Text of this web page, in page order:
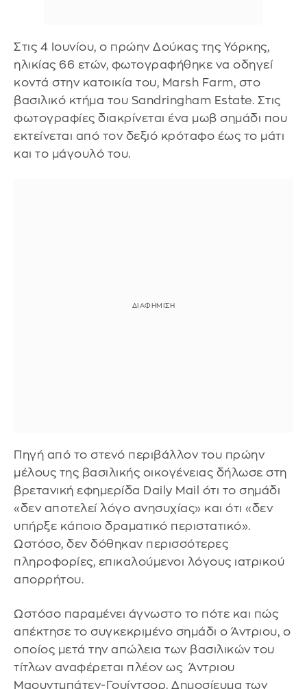
Στις 4 Ιουνίου, ο πρώην Δούκας της Υόρκης,
ηλικίας 66 ετών, φωτογραφήθηκε να οδηγεί
κοντά στην κατοικία του, Marsh Farm, στο
βασιλικό κτήμα του Sandringham Estate. Στις
φωτογραφίες διακρίνεται ένα μωβ σημάδι που
εκτείνεται από τον δεξιό κρόταφο έως το μάτι
και το μάγουλό του.
Πηγή από το στενό περιβάλλον του πρώην
μέλους της βασιλικής οικογένειας δήλωσε στη
βρετανική εφημερίδα Daily Mail ότι το σημάδι
«δεν αποτελεί λόγο ανησυχίας» και ότι «δεν
υπήρξε κάποιο δραματικό περιστατικό».
Ωστόσο, δεν δόθηκαν περισσότερες
πληροφορίες, επικαλούμενοι λόγους ιατρικού
απορρήτου.
Ωστόσο παραμένει άγνωστο το πότε και πώς
απέκτησε το συγκεκριμένο σημάδι ο Άντριου, ο
οποίος μετά την απώλεια των βασιλικών του
τίτλων αναφέρεται πλέον ως Άντριου
Μαουντμπάτεν-Γουίντσορ. Δημοσίευμα των